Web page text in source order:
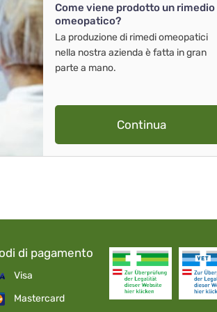
Come viene prodotto un rimedio
omeopatico?
La produzione di rimedi omeopatici
nella nostra azienda è fatta in gran
parte a mano.
Continua
di pagamento
Visa
Mastercard